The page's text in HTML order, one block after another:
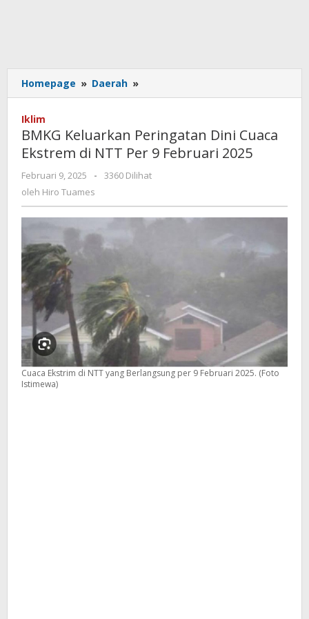
Homepage » Daerah »
Keluarkan
Cuaca
Ekstrem
Iklim
BMKG Keluarkan Peringatan Dini Cuaca
Ekstrem di NTT Per 9 Februari 2025
Februari 9, 2025
oleh
-
3360 Dilihat
oleh Hiro Tuames
Cuaca Ekstrim di NTT yang Berlangsung per 9 Februari 2025. (Foto
Istimewa)